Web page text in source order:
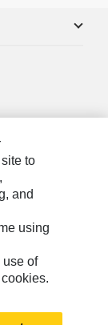
to
and
using
use of